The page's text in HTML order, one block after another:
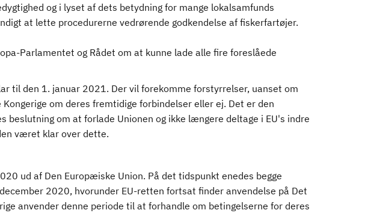
og i lyset af dets betydning for mange lokalsamfunds
at lette procedurerne vedrørende godkendelse af fiskerfartøjer.
Parlamentet og Rådet om at kunne lade alle fire foreslåede
til den 1. januar 2021. Der vil forekomme forstyrrelser, uanset om
om deres fremtidige forbindelser eller ej. Det er den
beslutning om at forlade Unionen og ikke længere deltage i EU's indre
været klar over dette.
ud af Den Europæiske Union. På det tidspunkt enedes begge
2020, hvorunder EU-retten fortsat finder anvendelse på Det
anvender denne periode til at forhandle om betingelserne for deres